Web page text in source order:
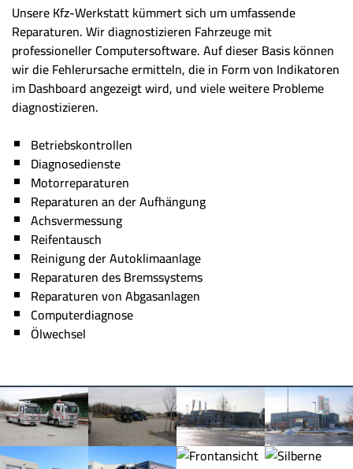
Unsere Kfz-Werkstatt kümmert sich um umfassende
Reparaturen. Wir diagnostizieren Fahrzeuge mit
professioneller Computersoftware. Auf dieser Basis können
wir die Fehlerursache ermitteln, die in Form von Indikatoren
im Dashboard angezeigt wird, und viele weitere Probleme
diagnostizieren.
Betriebskontrollen
Diagnosedienste
Motorreparaturen
Reparaturen an der Aufhängung
Achsvermessung
Reifentausch
Reinigung der Autoklimaanlage
Reparaturen des Bremssystems
Reparaturen von Abgasanlagen
Computerdiagnose
Ölwechsel